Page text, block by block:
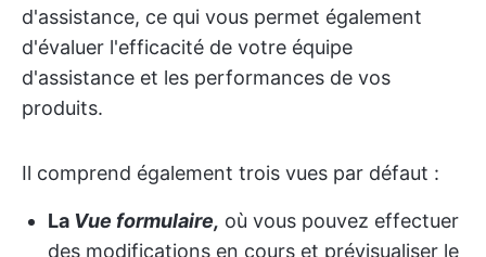
d'assistance, ce qui vous permet également
d'évaluer l'efficacité de votre équipe
d'assistance et les performances de vos
produits.
Il comprend également trois vues par défaut :
La Vue formulaire, où vous pouvez effectuer
des modifications en cours et prévisualiser le